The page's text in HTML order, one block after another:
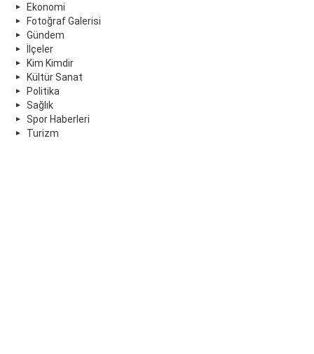
Ekonomi
Fotoğraf Galerisi
Gündem
İlçeler
Kim Kimdir
Kültür Sanat
Politika
Sağlık
Spor Haberleri
Turizm